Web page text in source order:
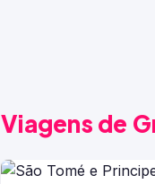
Viagens de